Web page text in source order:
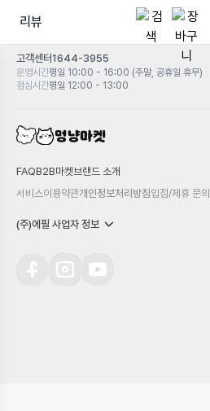
리뷰
고객센터1644-3955
운영시간평일 10:00 - 16:00 (주말, 공휴일 휴무)
점심시간평일 12:00 - 13:00
FAQB2B마켓 브랜드 소개
서비스이용약관개인정보처리방침입점/제휴 문의
(주)에필 사업자 정보